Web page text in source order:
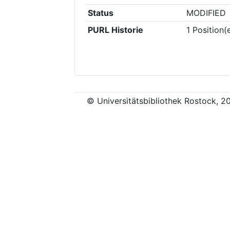
Status
MODIFIED
PURL Historie
1
© Universitätsbibliothek Rostock,